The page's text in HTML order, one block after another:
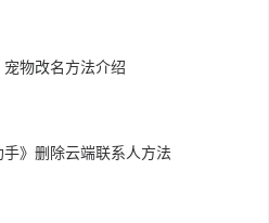
宠物改名方法介绍
手》删除云端联系人方法